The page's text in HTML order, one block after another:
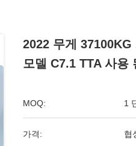
2022 무게
모델 C7.1 TTA 사용
MOQ: 1
가격: 협